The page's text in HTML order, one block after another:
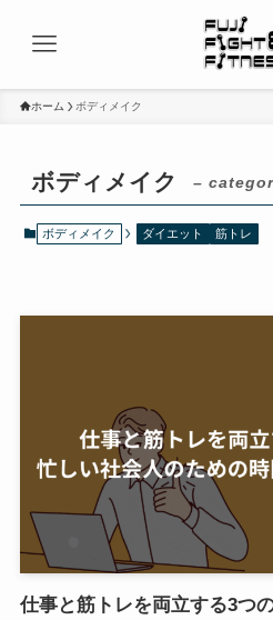
ホーム ボディメイク
ボディメイク –
ボディメイク ダイエット 筋トレ
仕事と筋トレを両立する3つ